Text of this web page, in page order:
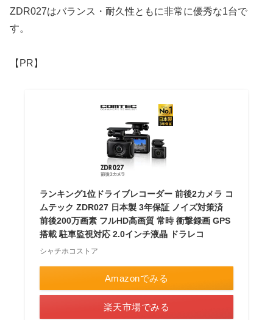
ZDR027はバランス・耐久性ともに非常に優秀な1台で
す。
【PR】
ランキング1位ドライブレコーダー 前後2カメラ コ
ムテック ZDR027 日本製 3年保証 ノイズ対策済
前後200万画素 フルHD高画質 常時 衝撃録画 GPS
搭載 駐車監視対応 2.0インチ液晶 ドラレコ
シャチホコストア
Amazonでみる
楽天市場でみる